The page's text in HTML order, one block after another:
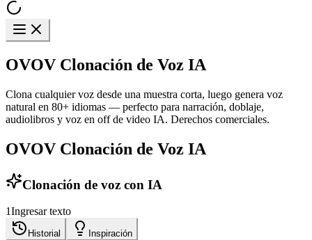
OVOV Clonación de Voz IA
Clona cualquier voz desde una muestra corta, luego genera voz
natural en 80+ idiomas — perfecto para narración, doblaje,
audiolibros y voz en off de video IA. Derechos comerciales.
OVOV Clonación de Voz IA
Clonación de voz con IA
1Ingresar texto
Historial Inspiración